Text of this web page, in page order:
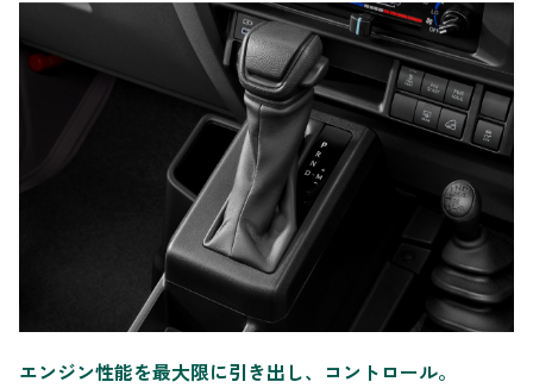
エンジン性能を最大限に引き出し、コントロール。